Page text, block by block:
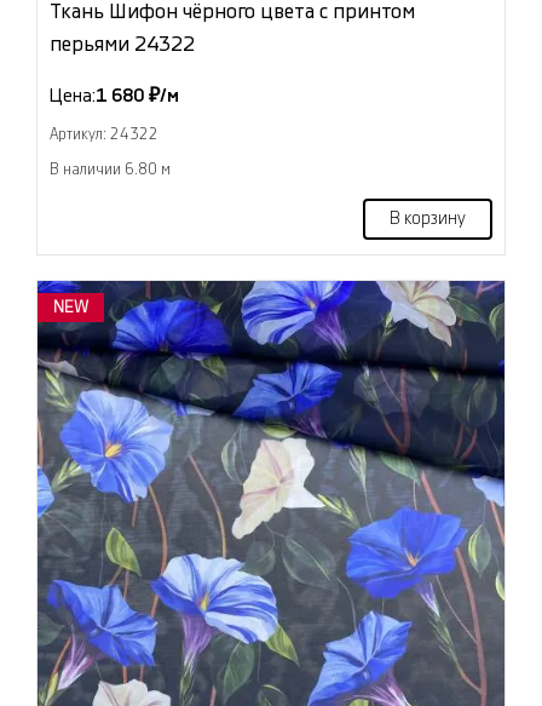
Ткань Шифон чёрного цвета с принтом
перьями 24322
Цена:1 680 ₽/м
Артикул: 24322
В наличии 6.80 м
В корзину
NEW